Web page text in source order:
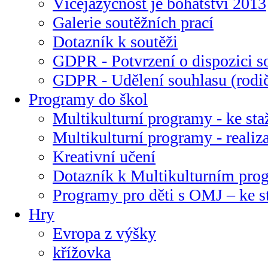
Galerie soutěžních prací
Dotazník k soutěži
GDPR - Potvrzení o dispozici
GDPR - Udělení souhlasu
Programy do škol
Multikulturní programy - ke
Multikulturní programy -
Kreativní učení
Dotazník k Multikulturním
Programy pro děti s OMJ – ke
Hry
Evropa z výšky
křížovka